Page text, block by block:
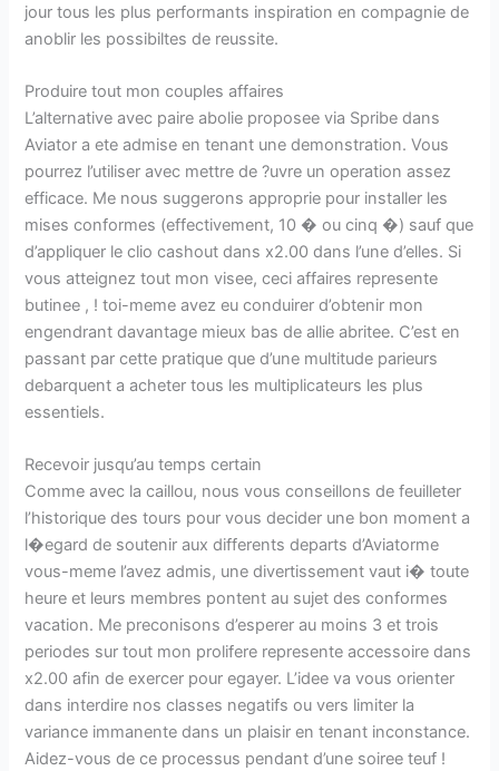
jour tous les plus performants inspiration en compagnie de
anoblir les possibiltes de reussite.
Produire tout mon couples affaires
L’alternative avec paire abolie proposee via Spribe dans
Aviator a ete admise en tenant une demonstration. Vous
pourrez l’utiliser avec mettre de ?uvre un operation assez
efficace. Me nous suggerons approprie pour installer les
mises conformes (effectivement, 10 � ou cinq �) sauf que
d’appliquer le clio cashout dans x2.00 dans l’une d’elles. Si
vous atteignez tout mon visee, ceci affaires represente
butinee , ! toi-meme avez eu conduirer d’obtenir mon
engendrant davantage mieux bas de allie abritee. C’est en
passant par cette pratique que d’une multitude parieurs
debarquent a acheter tous les multiplicateurs les plus
essentiels.
Recevoir jusqu’au temps certain
Comme avec la caillou, nous vous conseillons de feuilleter
l’historique des tours pour vous decider une bon moment a
l�egard de soutenir aux differents departs d’Aviatorme
vous-meme l’avez admis, une divertissement vaut i� toute
heure et leurs membres pontent au sujet des conformes
vacation. Me preconisons d’esperer au moins 3 et trois
periodes sur tout mon prolifere represente accessoire dans
x2.00 afin de exercer pour egayer. L’idee va vous orienter
dans interdire nos classes negatifs ou vers limiter la
variance immanente dans un plaisir en tenant inconstance.
Aidez-vous de ce processus pendant d’une soiree teuf !